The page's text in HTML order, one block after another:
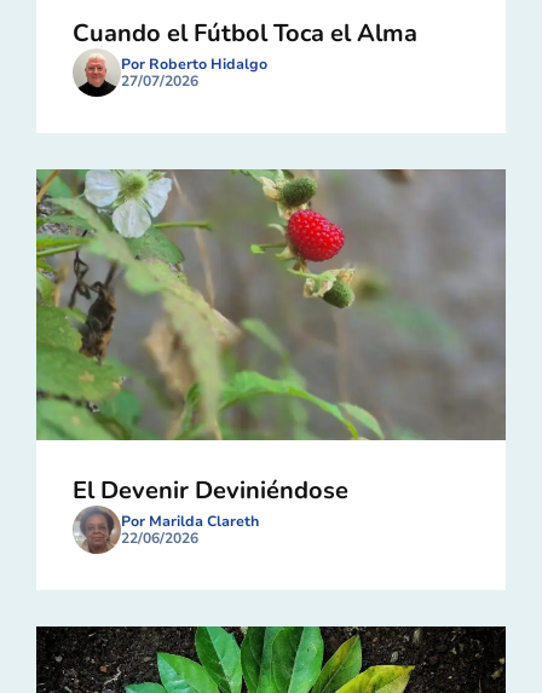
Cuando el Fútbol Toca el Alma
Por Roberto Hidalgo
27/07/2026
El Devenir Deviniéndose
Por Marilda Clareth
22/06/2026